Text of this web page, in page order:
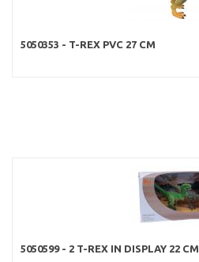
5050353 - T-REX PVC 27 CM
5050599 - 2 T-REX IN DISPLAY 22 CM